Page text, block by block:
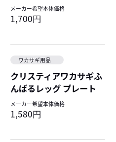
メーカー希望本体価格
1,700円
ワカサギ用品
クリスティアワカサギふ
んばるレッグ プレート
メーカー希望本体価格
1,580円